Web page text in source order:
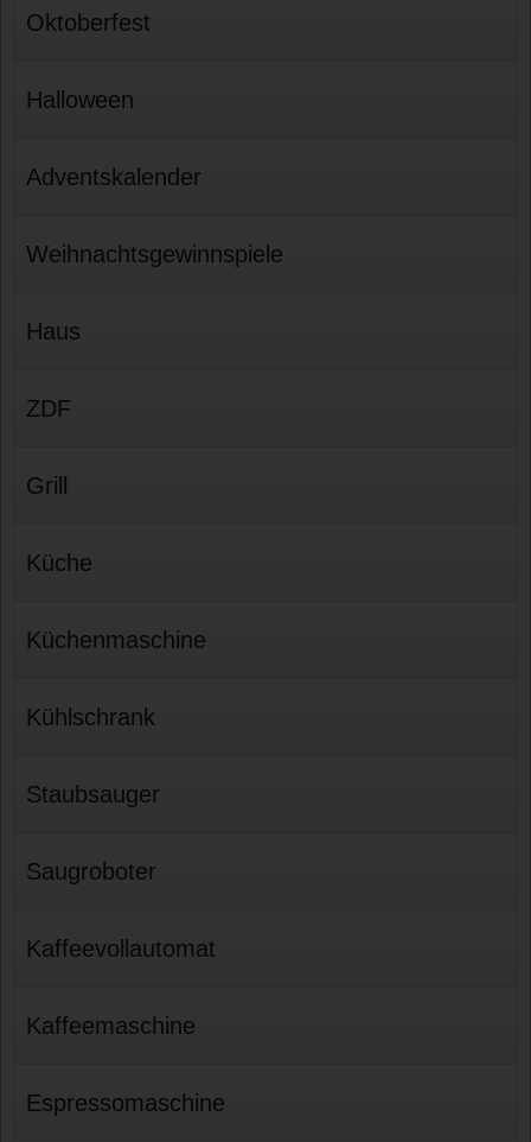
Oktoberfest
Halloween
Adventskalender
Weihnachtsgewinnspiele
Haus
ZDF
Grill
Küche
Küchenmaschine
Kühlschrank
Staubsauger
Saugroboter
Kaffeevollautomat
Kaffeemaschine
Espressomaschine